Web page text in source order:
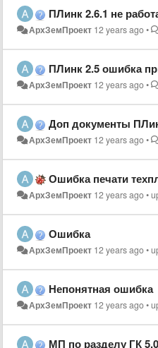
ПЛинк 2.6.1 не
АрхЗемПроект 12 years ago•
ПЛинк 2.5 ошибка
АрхЗемПроект 12 years ago•
Доп документы
АрхЗемПроект 12 years ago•
Ошибка печати
АрхЗемПроект 12 years ago•
Ошибка
АрхЗемПроект 12 years ago•
Непонятная ошибка
АрхЗемПроект 12 years ago•
МП по разделу ГК